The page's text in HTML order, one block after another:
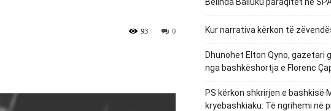
0
93 Kur narrativa kërkon të
Dhunohet Elton Qyno, gazetari
nga bashkëshortja e Florenc
PS kërkon shkrirjen e bashkisë
kryebashkiaku: Të ngrihemi në